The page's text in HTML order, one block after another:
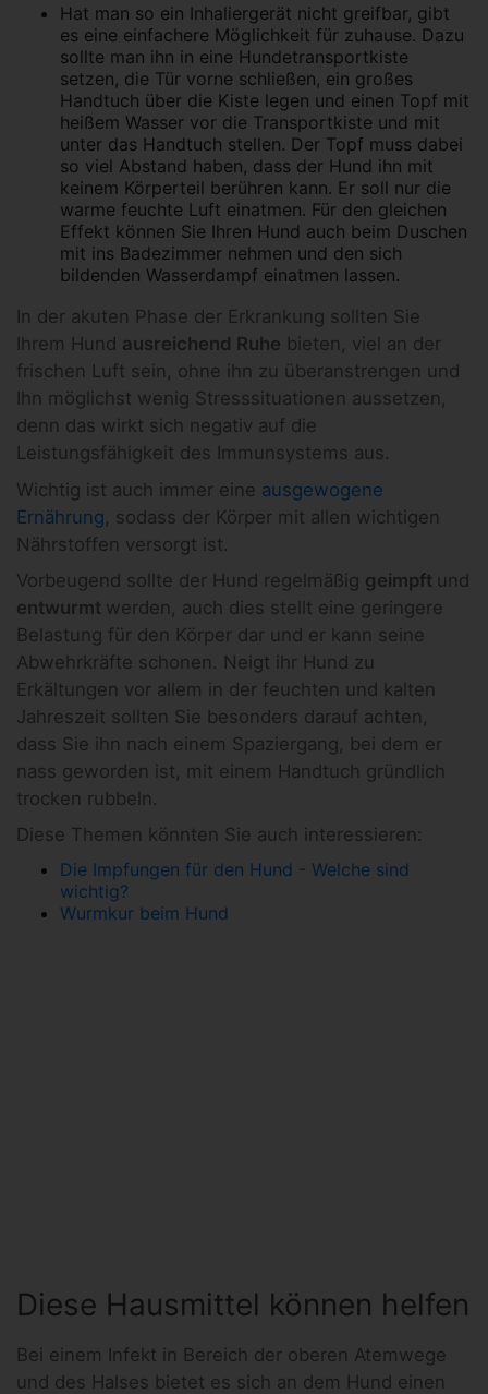
Hat man so ein Inhaliergerät nicht greifbar, gibt
es eine einfachere Möglichkeit für zuhause. Dazu
sollte man ihn in eine Hundetransportkiste
setzen, die Tür vorne schließen, ein großes
Handtuch über die Kiste legen und einen Topf mit
heißem Wasser vor die Transportkiste und mit
unter das Handtuch stellen. Der Topf muss dabei
so viel Abstand haben, dass der Hund ihn mit
keinem Körperteil berühren kann. Er soll nur die
warme feuchte Luft einatmen. Für den gleichen
Effekt können Sie Ihren Hund auch beim Duschen
mit ins Badezimmer nehmen und den sich
bildenden Wasserdampf einatmen lassen.
In der akuten Phase der Erkrankung sollten Sie
Ihrem Hund ausreichend Ruhe bieten, viel an der
frischen Luft sein, ohne ihn zu überanstrengen und
Ihn möglichst wenig Stresssituationen aussetzen,
denn das wirkt sich negativ auf die
Leistungsfähigkeit des Immunsystems aus.
Wichtig ist auch immer eine ausgewogene
Ernährung , sodass der Körper mit allen wichtigen
Nährstoffen versorgt ist.
Vorbeugend sollte der Hund regelmäßig geimpft und
entwurmt werden, auch dies stellt eine geringere
Belastung für den Körper dar und er kann seine
Abwehrkräfte schonen. Neigt ihr Hund zu
Erkältungen vor allem in der feuchten und kalten
Jahreszeit sollten Sie besonders darauf achten,
dass Sie ihn nach einem Spaziergang, bei dem er
nass geworden ist, mit einem Handtuch gründlich
trocken rubbeln.
Diese Themen könnten Sie auch interessieren:
Die Impfungen für den Hund - Welche sind
wichtig?
Wurmkur beim Hund
Diese Hausmittel können helfen
Bei einem Infekt in Bereich der oberen Atemwege
und des Halses bietet es sich an dem Hund einen